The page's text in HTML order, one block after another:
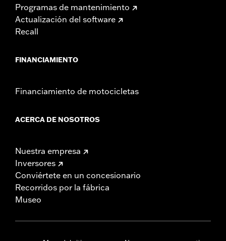
Programas de mantenimiento
Actualización del software
Recall
FINANCIAMIENTO
Financiamiento de motocicletas
ACERCA DE NOSOTROS
Nuestra empresa
Inversores
Conviértete en un concesionario
Recorridos por la fábrica
Museo